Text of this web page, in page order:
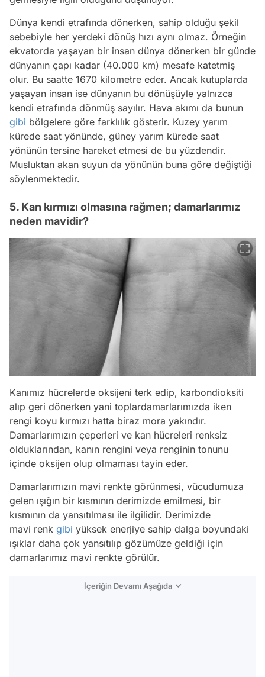
Dünya kendi etrafında dönerken, sahip olduğu şekil
sebebiyle her yerdeki dönüş hızı aynı olmaz. Örneğin
ekvatorda yaşayan bir insan dünya dönerken bir günde
dünyanın çapı kadar (40.000 km) mesafe katetmiş
olur. Bu saatte 1670 kilometre eder. Ancak kutuplarda
yaşayan insan ise dünyanın bu dönüşüyle yalnızca
kendi etrafında dönmüş sayılır. Hava akımı da bunun
gibi bölgelere göre farklılık gösterir. Kuzey yarım
kürede saat yönünde, güney yarım kürede saat
yönünün tersine hareket etmesi de bu yüzdendir.
Musluktan akan suyun da yönünün buna göre değiştiği
söylenmektedir.
5. Kan kırmızı olmasına rağmen; damarlarımız
neden mavidir?
Kanımız hücrelerde oksijeni terk edip, karbondioksiti
alıp geri dönerken yani toplardamarlarımızda iken
rengi koyu kırmızı hatta biraz mora yakındır.
Damarlarımızın çeperleri ve kan hücreleri renksiz
olduklarından, kanın rengini veya renginin tonunu
içinde oksijen olup olmaması tayin eder.
Damarlarımızın mavi renkte görünmesi, vücudumuza
gelen ışığın bir kısmının derimizde emilmesi, bir
kısmının da yansıtılması ile ilgilidir. Derimizde
mavi renk gibi yüksek enerjiye sahip dalga boyundaki
ışıklar daha çok yansıtılıp gözümüze geldiği için
damarlarımız mavi renkte görülür.
İçeriğin Devamı Aşağıda